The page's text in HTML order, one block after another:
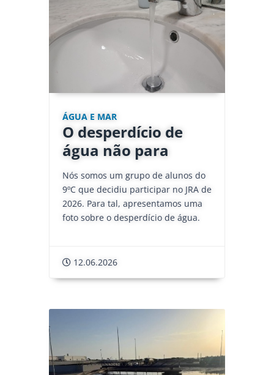
ÁGUA E MAR
O desperdício de
água não para
Nós somos um grupo de alunos do
9ºC que decidiu participar no JRA de
2026. Para tal, apresentamos uma
foto sobre o desperdício de água.
12.06.2026